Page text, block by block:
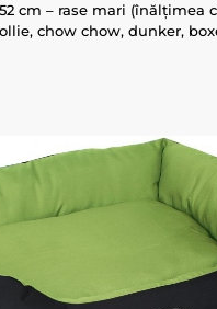
cm – rase mari (înălțimea
chow chow, dunker,